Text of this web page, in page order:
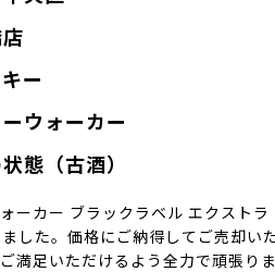
ー
ウォーカー
態（古酒）
ーカー ブラックラベル エクスト
した。価格にご納得してご売却い
満足いただけるよう全力で頑張り